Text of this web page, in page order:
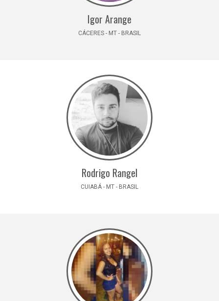
Igor Arange
CÁCERES - MT - BRASIL
Rodrigo Rangel
CUIABÁ - MT - BRASIL